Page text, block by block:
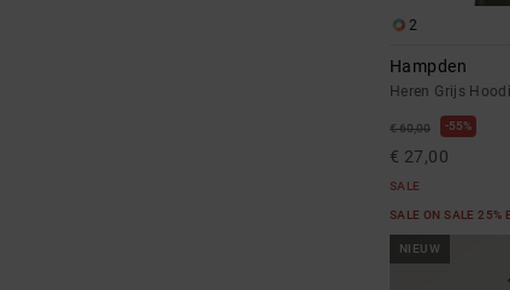
2
Hampden
Heren Grijs
€ 60,00 55%
€ 27,00
SALE
SALE ON SALE 25%
NIEUW